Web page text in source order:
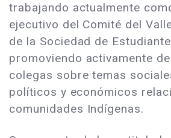
trabajando actualmente
ejecutivo del Comité del
de la Sociedad de
promoviendo activamente
colegas sobre temas
políticos y económicos
comunidades Indígenas.